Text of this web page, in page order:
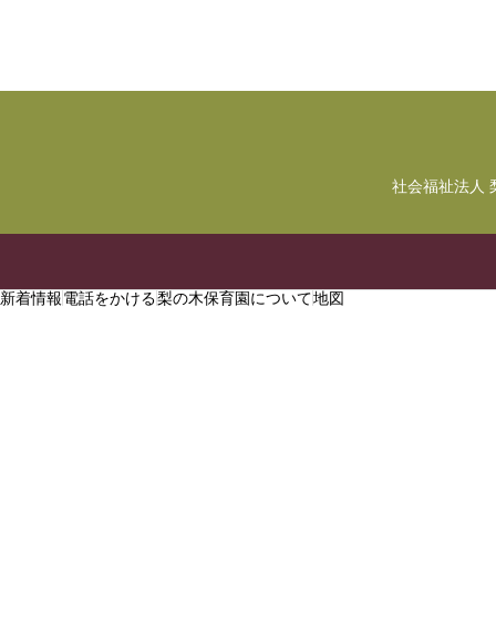
社会福祉法人
新着情報電話をかける梨の木保育園について地図